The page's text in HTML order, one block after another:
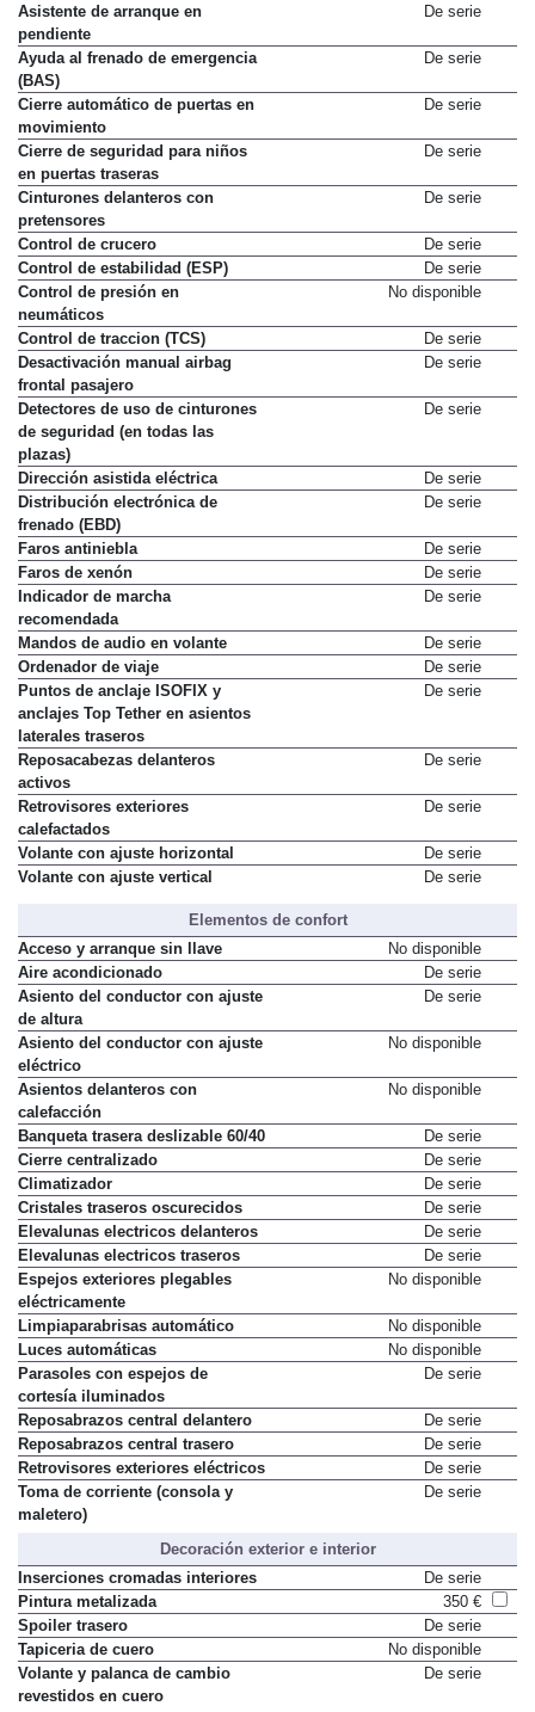
Asistente de arranque en
pendiente
De serie
Ayuda al frenado de emergencia
(BAS)
De serie
Cierre automático de puertas en
movimiento
De serie
Cierre de seguridad para niños
en puertas traseras
De serie
Cinturones delanteros con
pretensores
De serie
Control de crucero
De serie
Control de estabilidad (ESP)
De serie
Control de presión en
neumáticos
No disponible
Control de traccion (TCS)
De serie
Desactivación manual airbag
frontal pasajero
De serie
Detectores de uso de cinturones
de seguridad (en todas las
plazas)
De serie
Dirección asistida eléctrica
De serie
Distribución electrónica de
frenado (EBD)
De serie
Faros antiniebla
De serie
Faros de xenón
De serie
Indicador de marcha
recomendada
De serie
Mandos de audio en volante
De serie
Ordenador de viaje
De serie
Puntos de anclaje ISOFIX y
anclajes Top Tether en asientos
laterales traseros
De serie
Reposacabezas delanteros
activos
De serie
Retrovisores exteriores
calefactados
De serie
Volante con ajuste horizontal
De serie
Volante con ajuste vertical
De serie
Elementos de confort
Acceso y arranque sin llave
No disponible
Aire acondicionado
De serie
Asiento del conductor con ajuste
de altura
De serie
Asiento del conductor con ajuste
eléctrico
No disponible
Asientos delanteros con
calefacción
No disponible
Banqueta trasera deslizable 60/40
De serie
Cierre centralizado
De serie
Climatizador
De serie
Cristales traseros oscurecidos
De serie
Elevalunas electricos delanteros
De serie
Elevalunas electricos traseros
De serie
Espejos exteriores plegables
eléctricamente
No disponible
Limpiaparabrisas automático
No disponible
Luces automáticas
No disponible
Parasoles con espejos de
cortesía iluminados
De serie
Reposabrazos central delantero
De serie
Reposabrazos central trasero
De serie
Retrovisores exteriores eléctricos
De serie
Toma de corriente (consola y
maletero)
De serie
Decoración exterior e interior
Inserciones cromadas interiores
De serie
Pintura metalizada
350 €
Spoiler trasero
De serie
Tapiceria de cuero
No disponible
Volante y palanca de cambio
revestidos en cuero
De serie